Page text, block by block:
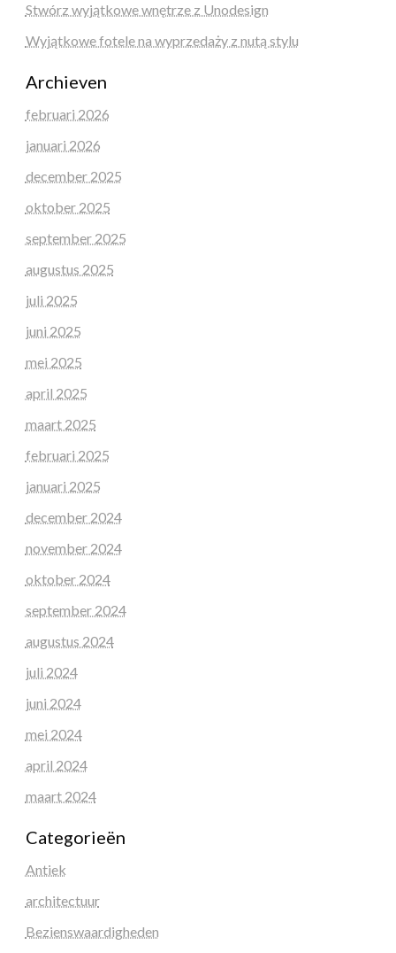
Stwórz wyjątkowe wnętrze z Unodesign
Wyjątkowe fotele na wyprzedaży z nutą stylu
Archieven
februari 2026
januari 2026
december 2025
oktober 2025
september 2025
augustus 2025
juli 2025
juni 2025
mei 2025
april 2025
maart 2025
februari 2025
januari 2025
december 2024
november 2024
oktober 2024
september 2024
augustus 2024
juli 2024
juni 2024
mei 2024
april 2024
maart 2024
Categorieën
Antiek
architectuur
Bezienswaardigheden